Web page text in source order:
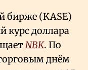
бирже (KASE)
курс доллара
NBK. По
днём